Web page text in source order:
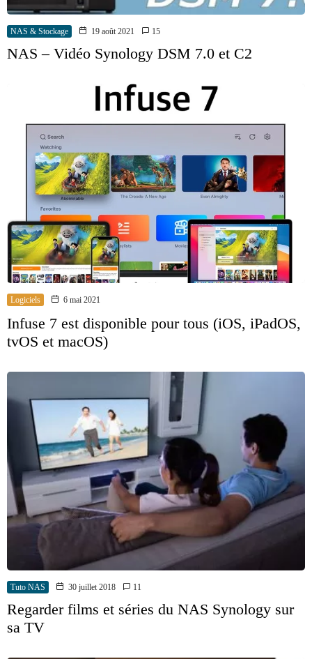
NAS & Stockage 19 août 2021 15
NAS – Vidéo Synology DSM 7.0 et C2
Logiciels 6 mai 2021
Infuse 7 est disponible pour tous (iOS, iPadOS,
tvOS et macOS)
Tuto NAS 30 juillet 2018 11
Regarder films et séries du NAS Synology sur
sa TV